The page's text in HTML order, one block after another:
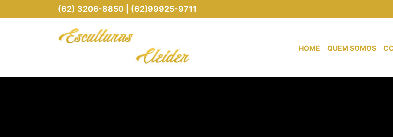
(62) 3206-8850 | (62)99925-9711
HOME QUEM SOMOS